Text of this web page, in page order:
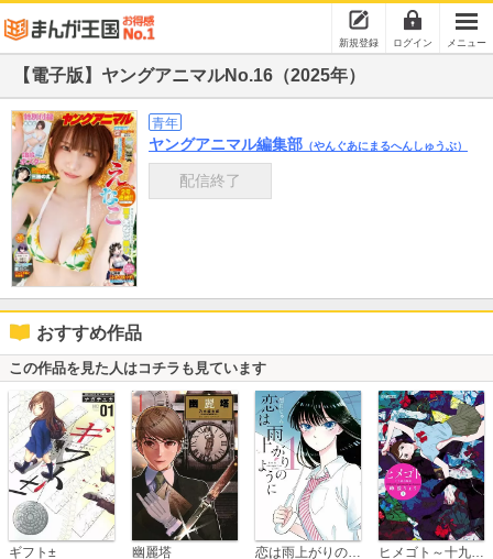
新規登録 ログイン メニュー
【電子版】ヤングアニマルNo.16（2025年）
青年
ヤングアニマル編集部 （やんぐあにまるへんしゅうぶ）
配信終了
おすすめ作品
この作品を見た人はコチラも見ています
ギフト± 幽麗塔 恋は雨上がりのように ヒメゴト～十九歳の制服～